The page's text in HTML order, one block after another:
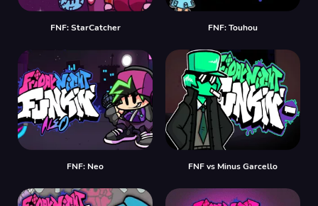
FNF: StarCatcher FNF: Touhou
FNF: Neo FNF vs Minus Garcello